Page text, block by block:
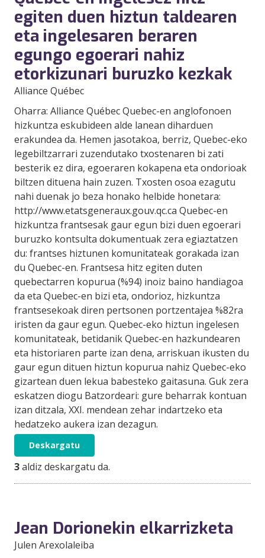
egiten duen hiztun taldearen
eta ingelesaren beraren
egungo egoerari nahiz
etorkizunari buruzko kezkak
Alliance Québec
Oharra: Alliance Québec Quebec-en anglofonoen
hizkuntza eskubideen alde lanean diharduen
erakundea da. Hemen jasotakoa, berriz, Quebec-eko
legebiltzarrari zuzendutako txostenaren bi zati
besterik ez dira, egoeraren kokapena eta ondorioak
biltzen dituena hain zuzen. Txosten osoa ezagutu
nahi duenak jo beza honako helbide honetara:
http://www.etatsgeneraux.gouv.qc.ca Quebec-en
hizkuntza frantsesak gaur egun bizi duen egoerari
buruzko kontsulta dokumentuak zera egiaztatzen
du: frantses hiztunen komunitateak gorakada izan
du Quebec-en. Frantsesa hitz egiten duten
quebectarren kopurua (%94) inoiz baino handiagoa
da eta Quebec-en bizi eta, ondorioz, hizkuntza
frantsesekoak diren pertsonen portzentajea %82ra
iristen da gaur egun. Quebec-eko hiztun ingelesen
komunitateak, betidanik Quebec-en hazkundearen
eta historiaren parte izan dena, arriskuan ikusten du
gaur egun dituen hiztun kopurua nahiz Quebec-eko
gizartean duen lekua babesteko gaitasuna. Guk zera
eskatzen diogu Batzordeari: gure beharrak kontuan
izan ditzala, XXI. mendean zehar indartzeko eta
hedatzeko aukera izan dezagun.
Deskargatu
3aldiz deskargatu da.
Jean Dorionekin elkarrizketa
Julen Arexolaleiba